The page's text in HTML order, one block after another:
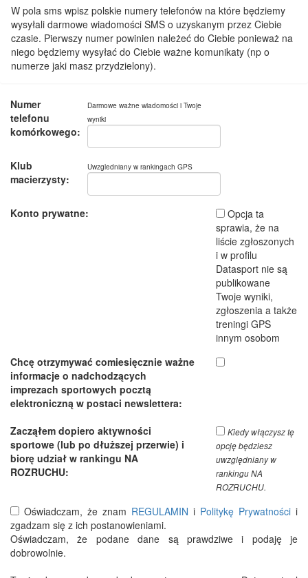
W pola sms wpisz polskie numery telefonów na które będziemy
wysyłali darmowe wiadomości SMS o uzyskanym przez Ciebie
czasie. Pierwszy numer powinien należeć do Ciebie ponieważ na
niego będziemy wysyłać do Ciebie ważne komunikaty (np o
numerze jaki masz przydzielony).
Numer
telefonu
komórkowego:
Darmowe ważne wiadomości i Twoje
wyniki
Klub
macierzysty:
Uwzgledniany w rankingach GPS
Konto prywatne:
Opcja ta
sprawia, że na
liście zgłoszonych
i w profilu
Datasport nie są
publikowane
Twoje wyniki,
zgłoszenia a także
treningi GPS
innym osobom
Chcę otrzymywać comiesięcznie ważne
informacje o nadchodzących
imprezach sportowych pocztą
elektroniczną w postaci newslettera:
Zacząłem dopiero aktywności
sportowe (lub po dłuższej przerwie) i
biorę udział w rankingu NA
ROZRUCHU:
Kiedy włączysz tę
opcję będziesz
uwzględniany w
rankingu NA
ROZRUCHU.
Oświadczam, że znam REGULAMIN i Politykę Prywatności i
zgadzam się z ich postanowieniami.
Oświadczam, że podane dane są prawdziwe i podaję je
dobrowolnie.